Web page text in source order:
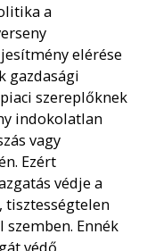
a
elérése
gazdasági
szereplőknek
indokolatlan
vagy
Ezért
védje a
tisztességtelen
Ennék